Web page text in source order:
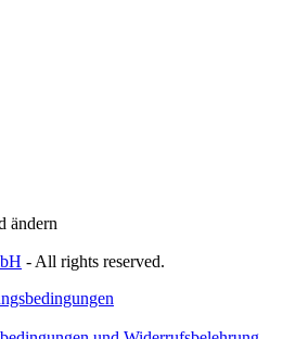
ändern
- All rights reserved.